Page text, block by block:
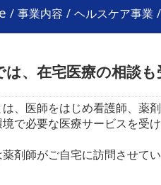
/ 事業内容 / ヘルスケア事業 /
は、在宅医療の相談も
、医師をはじめ看護師、薬
で必要な医療サービスを受
薬剤師がご自宅に訪問させて